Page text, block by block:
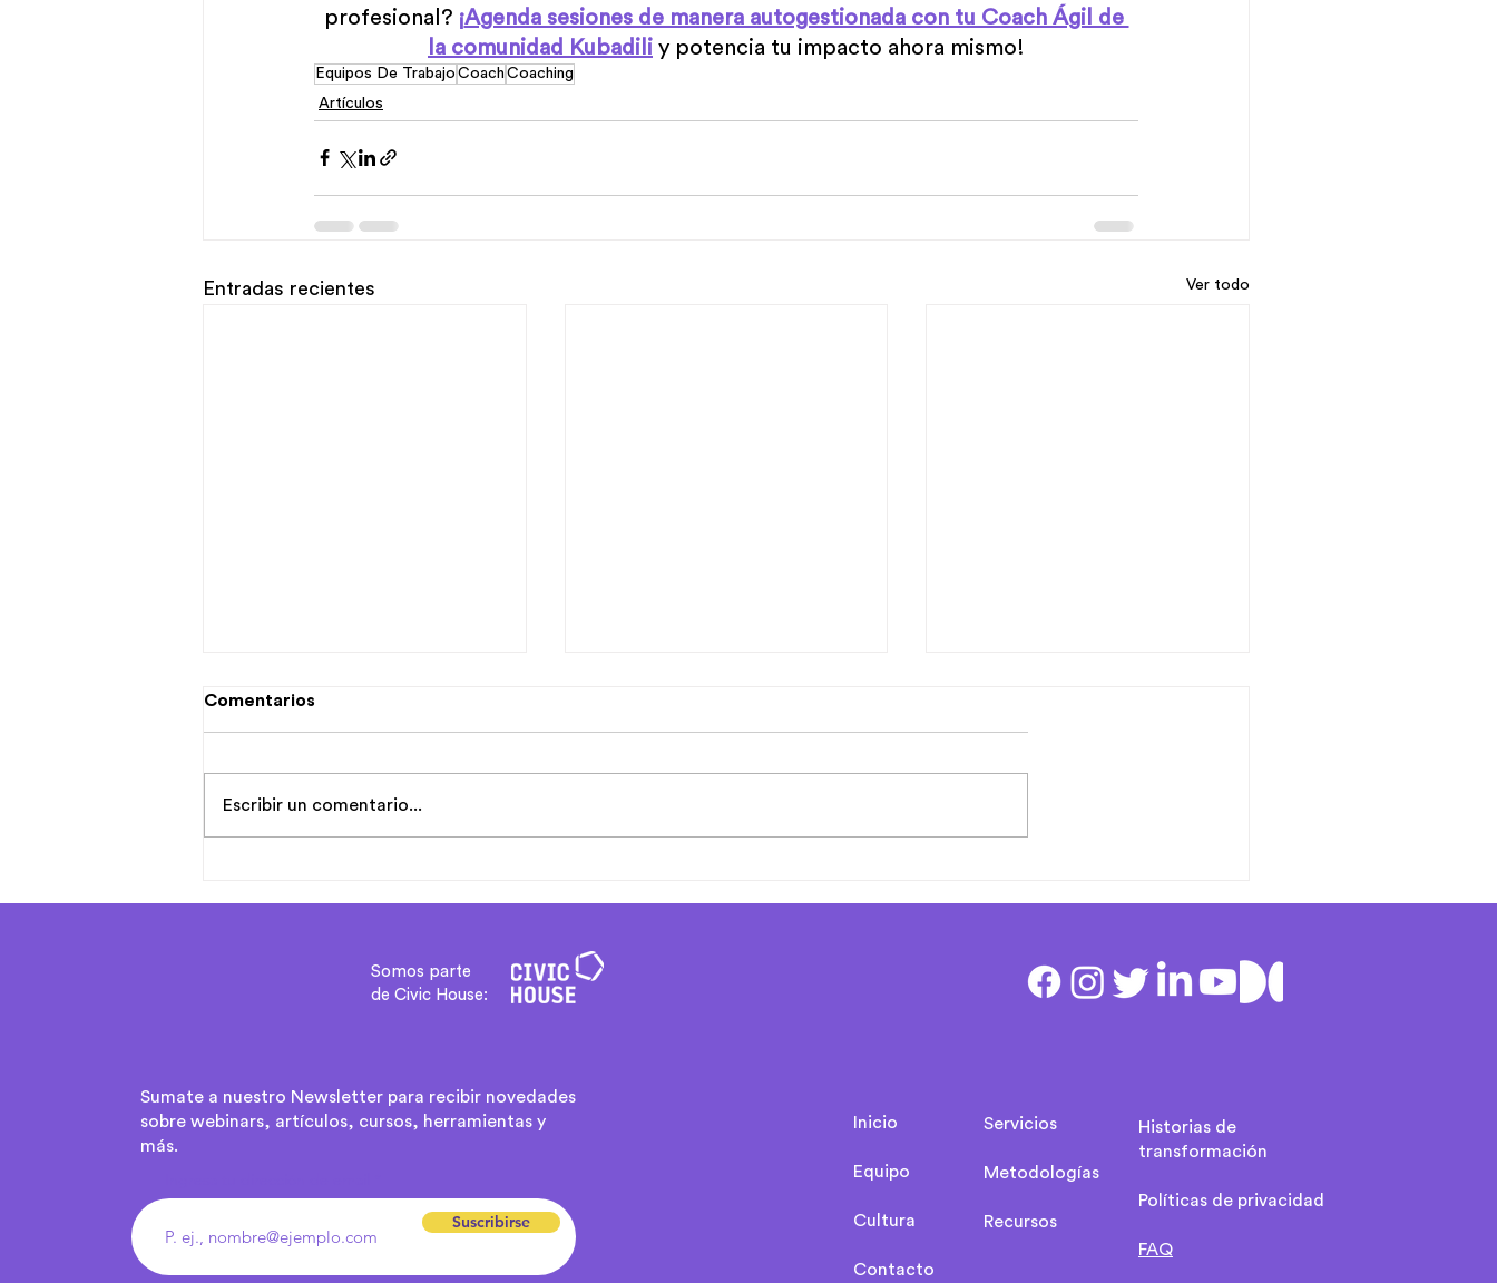
profesional? ¡Agenda sesiones de manera autogestionada con tu Coach Ágil de
la comunidad Kubadili y potencia tu impacto ahora mismo!
Equipos De Trabajo Coach Coaching
Artículos
Entradas recientes Ver todo
Comentarios
Escribir un comentario...
Somos parte
de Civic House:
Sumate a nuestro Newsletter para recibir novedades
sobre webinars, artículos, cursos, herramientas y
más.
Suscribirse
Inicio
Equipo
Cultura
Contacto
Servicios
Metodologías
Recursos
Historias de
transformación
Políticas de privacidad
FAQ